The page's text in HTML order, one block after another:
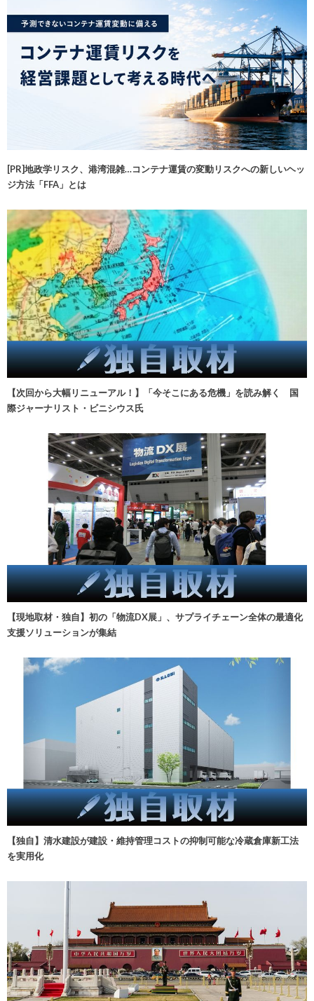
[PR]地政学リスク、港湾混雑…コンテナ運賃の変動リスクへの新しいヘッ
ジ方法「FFA」とは
【次回から大幅リニューアル！】「今そこにある危機」を読み解く 国
際ジャーナリスト・ビニシウス氏
【現地取材・独自】初の「物流DX展」、サプライチェーン全体の最適化
支援ソリューションが集結
【独自】清水建設が建設・維持管理コストの抑制可能な冷蔵倉庫新工法
を実用化